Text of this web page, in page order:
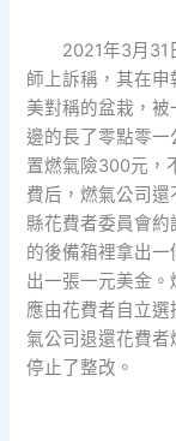
2021年3月31日
師上訴稱，其在
美對稱的盆栽，
邊的長了零點零
置燃氣險300元，
費后，燃氣公司
縣花費者委員會
的後備箱裡拿出
出一張一元美金
應由花費者自立
氣公司退還花費
停止了整改。